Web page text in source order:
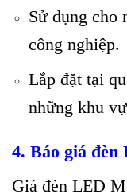
Sử dụng cho
công nghiệp.
Lắp đặt tại
những khu
4. Báo giá
Giá đèn LED